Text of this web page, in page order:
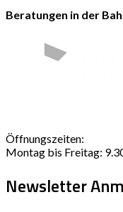
Beratungen in der
Öffnungszeiten:
Montag bis Freitag:
Newsletter